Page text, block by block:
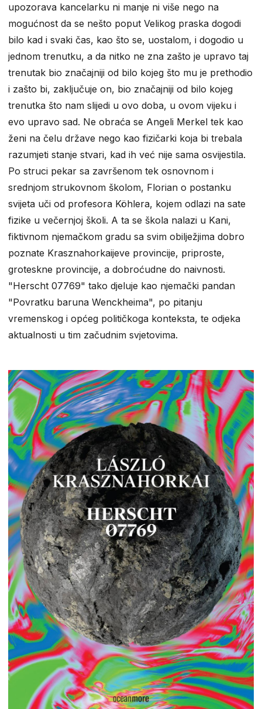
upozorava kancelarku ni manje ni više nego na
mogućnost da se nešto poput Velikog praska dogodi
bilo kad i svaki čas, kao što se, uostalom, i dogodio u
jednom trenutku, a da nitko ne zna zašto je upravo taj
trenutak bio značajniji od bilo kojeg što mu je prethodio
i zašto bi, zaključuje on, bio značajniji od bilo kojeg
trenutka što nam slijedi u ovo doba, u ovom vijeku i
evo upravo sad. Ne obraća se Angeli Merkel tek kao
ženi na čelu države nego kao fizičarki koja bi trebala
razumjeti stanje stvari, kad ih već nije sama osvijestila.
Po struci pekar sa završenom tek osnovnom i
srednjom strukovnom školom, Florian o postanku
svijeta uči od profesora Köhlera, kojem odlazi na sate
fizike u večernjoj školi. A ta se škola nalazi u Kani,
fiktivnom njemačkom gradu sa svim obilježjima dobro
poznate Krasznahorkaijeve provincije, priproste,
groteskne provincije, a dobroćudne do naivnosti.
"Herscht 07769" tako djeluje kao njemački pandan
"Povratku baruna Wenckheima", po pitanju
vremenskog i općeg političkoga konteksta, te odjeka
aktualnosti u tim začudnim svjetovima.